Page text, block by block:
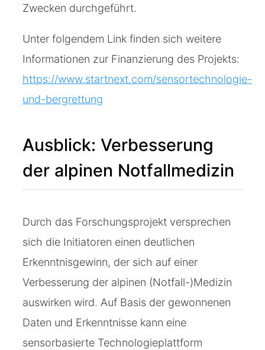
Zwecken durchgeführt.
Unter folgendem Link finden sich weitere
Informationen zur Finanzierung des Projekts:
https://www.startnext.com/sensortechnologie-
und-bergrettung
Ausblick: Verbesserung
der alpinen Notfallmedizin
Durch das Forschungsprojekt versprechen
sich die Initiatoren einen deutlichen
Erkenntnisgewinn, der sich auf einer
Verbesserung der alpinen (Notfall-)Medizin
auswirken wird. Auf Basis der gewonnenen
Daten und Erkenntnisse kann eine
sensorbasierte Technologieplattform